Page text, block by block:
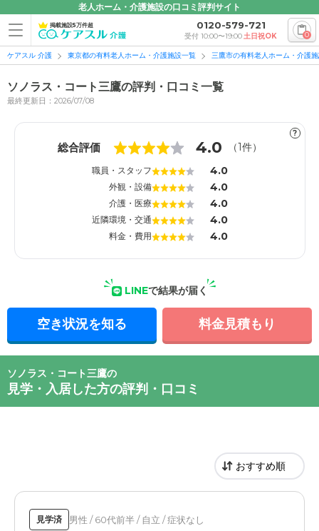
老人ホーム・介護施設の口コミ評判サイト
掲載施設5万件超 0120-579-721
受付 10:00〜19:00土日祝OK 0
ケアスル 介護 東京都の有料老人ホーム・介護施設一覧 三鷹市の有料老人ホーム・介護
ソノラス・コート三鷹の評判・口コミ一覧
最終更新日：2026/07/08
?
総合評価 4.0 （1件）
職員・スタッフ 4.0
外観・設備 4.0
介護・医療 4.0
近隣環境・交通 4.0
料金・費用 4.0
LINEで結果が届く
空き状況を知る 料金見積もり
ソノラス・コート三鷹の
見学・入居した方の評判・口コミ
見学済 男性 / 60代前半 / 自立 / 症状なし